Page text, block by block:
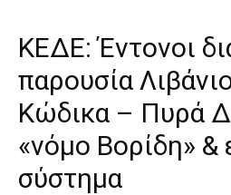
ΚΕΔΕ: Έντονοι
παρουσία
Κώδικα – Πυρά
«νόμο Βορίδη» &
σύστημα